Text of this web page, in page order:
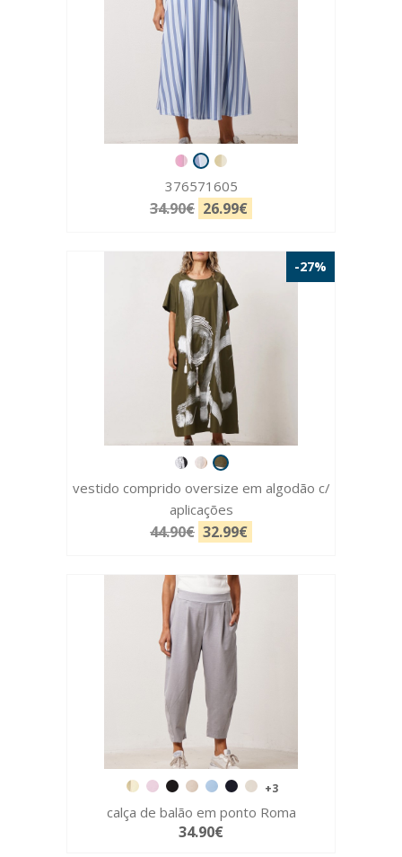
376571605
34.90€ 26.99€
-27%
vestido comprido oversize em algodão c/
aplicações
44.90€ 32.99€
+3
calça de balão em ponto Roma
34.90€